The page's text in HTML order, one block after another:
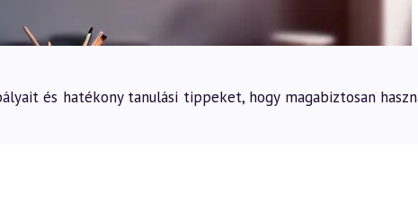
és hatékony tanulási tippeket, hogy magabiztosan